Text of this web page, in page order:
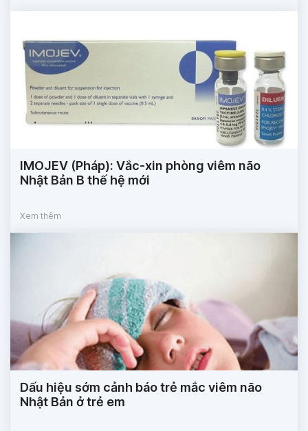
IMOJEV (Pháp): Vắc-xin phòng viêm não
Nhật Bản B thế hệ mới
Xem thêm
Dấu hiệu sớm cảnh báo trẻ mắc viêm não
Nhật Bản ở trẻ em